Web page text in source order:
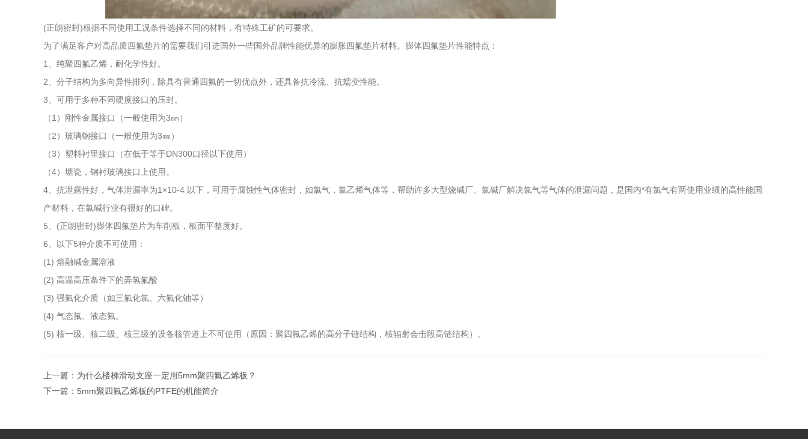
(正朗密封)根据不同使用工况条件选择不同的材料，有特殊工矿的可要求。
为了满足客户对高品质四氟垫片的需要我们引进国外一些国外品牌性能优异的膨胀四氟垫片材料。膨体四氟垫片性能特点：
1、纯聚四氟乙烯，耐化学性好。
2、分子结构为多向异性排列，除具有普通四氟的一切优点外，还具备抗冷流、抗蠕变性能。
3、可用于多种不同硬度接口的压封。
（1）刚性金属接口（一般使用为3㎜）
（2）玻璃钢接口（一般使用为3㎜）
（3）塑料衬里接口（在低于等于DN300口径以下使用）
（4）塘瓷，钢衬玻璃接口上使用。
4、抗泄露性好，气体泄漏率为1×10-4 以下，可用于腐蚀性气体密封，如氯气，氯乙烯气体等，帮助许多大型烧碱厂、氯碱厂解决氯气等气体的泄漏问题，是国内*有氯气有两使用业绩的高性能国
产材料，在氯碱行业有很好的口碑。
5、(正朗密封)膨体四氟垫片为车削板，板面平整度好。
6、以下5种介质不可使用：
(1) 熔融碱金属溶液
(2) 高温高压条件下的弄氢氟酸
(3) 强氟化介质（如三氟化氯、六氟化铀等）
(4) 气态氟、液态氟。
(5) 核一级、核二级、核三级的设备核管道上不可使用（原因：聚四氟乙烯的高分子链结构，核辐射会击段高链结构）。
上一篇： 为什么楼梯滑动支座一定用5mm聚四氟乙烯板？
下一篇： 5mm聚四氟乙烯板的PTFE的机能简介